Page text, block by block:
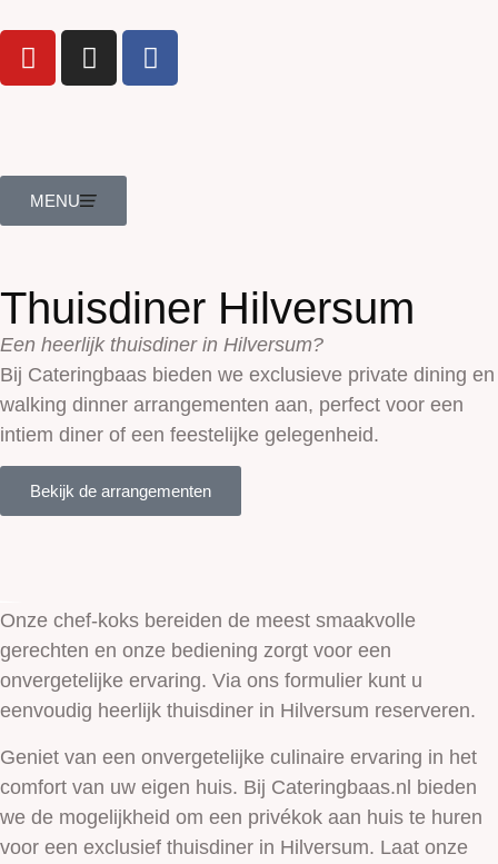
MENU
Thuisdiner Hilversum
Een heerlijk thuisdiner in Hilversum?
Bij Cateringbaas bieden we exclusieve private dining en
walking dinner arrangementen aan, perfect voor een
intiem diner of een feestelijke gelegenheid.
Bekijk de arrangementen
Onze chef-koks bereiden de meest smaakvolle
gerechten en onze bediening zorgt voor een
onvergetelijke ervaring. Via ons formulier kunt u
eenvoudig heerlijk thuisdiner in Hilversum reserveren.
Geniet van een onvergetelijke culinaire ervaring in het
comfort van uw eigen huis. Bij Cateringbaas.nl bieden
we de mogelijkheid om een privékok aan huis te huren
voor een exclusief thuisdiner in Hilversum. Laat onze